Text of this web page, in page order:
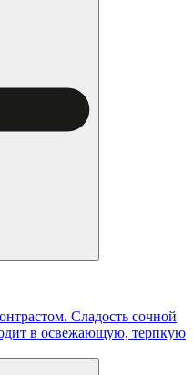
Сладость сочной
в освежающую, терпкую